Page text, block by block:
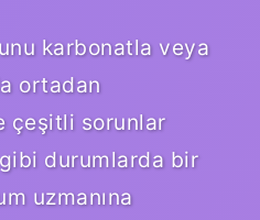
karbonatla veya
ortadan
çeşitli sorunlar
durumlarda bir
uzmanına